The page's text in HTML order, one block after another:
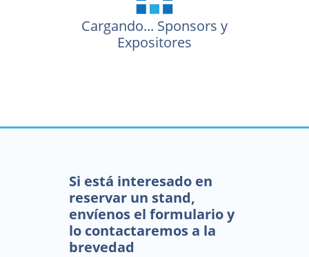
Cargando... Sponsors y
Expositores
Si está interesado en
reservar un stand,
envíenos el formulario y
lo contactaremos a la
brevedad